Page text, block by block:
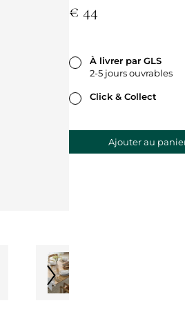
€ 44
À livrer par GLS
2-5 jours ouvrables
Click & Collect
Ajouter au